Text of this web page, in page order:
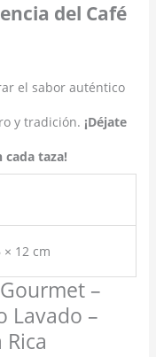
del Café
el sabor auténtico
y tradición. ¡Déjate
cada taza!
× 12 cm
–
Lavado –